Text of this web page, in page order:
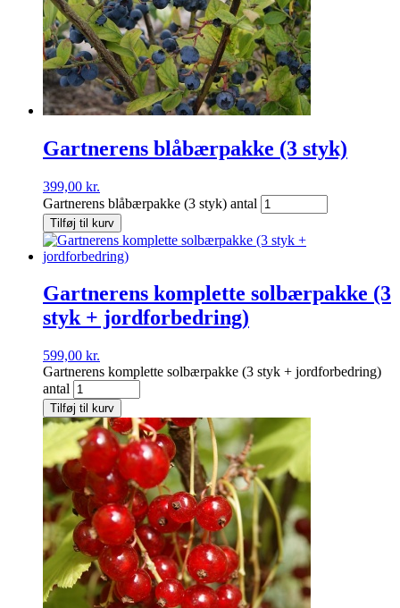
Gartnerens blåbærpakke (3 styk)
399,00 kr.
Gartnerens blåbærpakke (3 styk) antal
Tilføj til kurv
Gartnerens komplette solbærpakke (3
styk + jordforbedring)
599,00 kr.
Gartnerens komplette solbærpakke (3 styk + jordforbedring)
antal
Tilføj til kurv